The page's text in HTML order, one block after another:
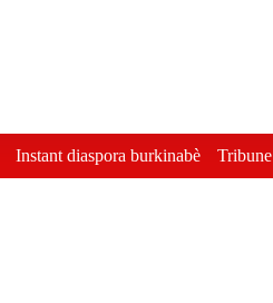
Instant diaspora burkinabè Tribune